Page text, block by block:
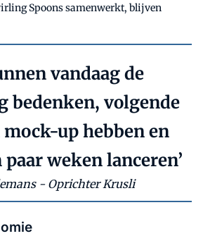
Spoons samenwerkt, blijven
vandaag de
bedenken, volgende
mock-up hebben en
weken lanceren’
- Oprichter Krusli